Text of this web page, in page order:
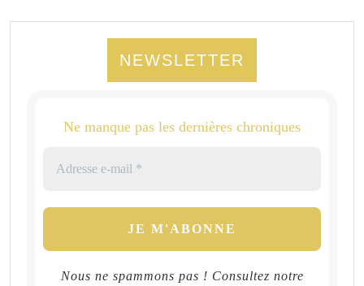
NEWSLETTER
Ne manque pas les dernières chroniques
Nous ne spammons pas ! Consultez notre